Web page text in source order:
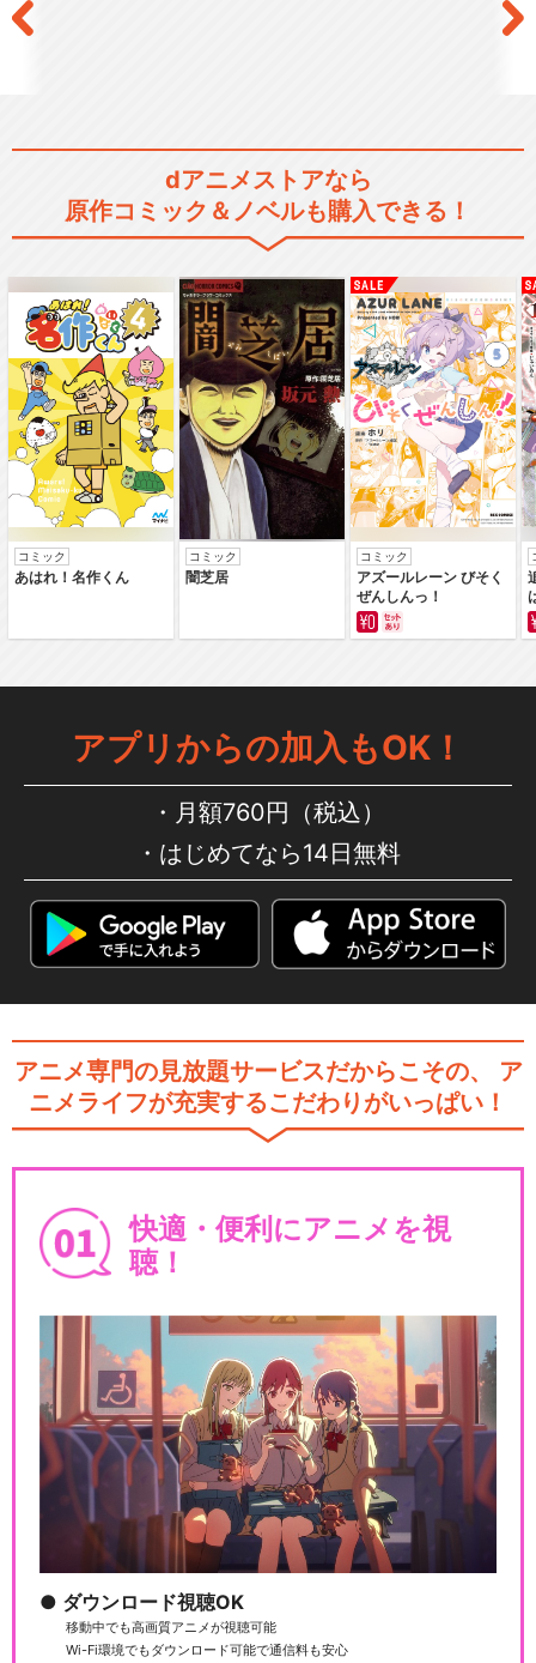
dアニメストアなら
原作コミック＆ノベルも購入できる！
コミック
あはれ！名作くん
コミック
闇芝居
コミック
アズールレーン びそく
ぜんしんっ！
アプリからの加入もOK！
月額760円（税込）
はじめてなら14日無料
アニメ専門の見放題サービスだからこその、
ア
ニメライフが充実するこだわりがいっぱい！
快適・便利にアニメを視
聴！
ダウンロード視聴OK
移動中でも高画質アニメが視聴可能
Wi-Fi環境でもダウンロード可能で通信料も安心